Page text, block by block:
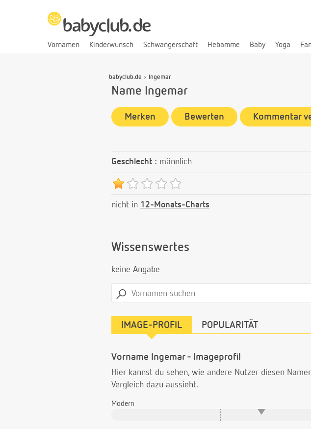
Vornamen Kinderwunsch Schwangerschaft Hebamme Baby Yoga
babyclub.de Ingemar
Name Ingemar
Merken Bewerten Kommentar
Geschlecht : männlich
nicht in 12-Monats-Charts
Wissenswertes
keine Angabe
IMAGE-PROFIL POPULARITÄT
Vorname Ingemar - Imageprofil
Hier kannst du sehen, wie andere Nutzer diesen
Vergleich dazu aussieht.
Modern